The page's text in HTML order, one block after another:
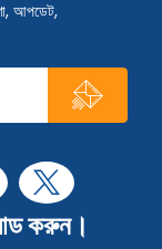
আপডেট,
করুন।